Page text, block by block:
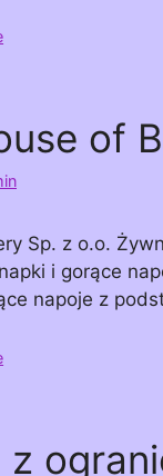
of
Sp. z o.o.
i gorące
napoje z
z